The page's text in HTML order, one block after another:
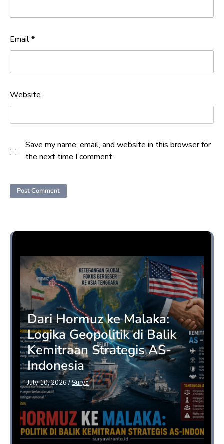
Email*
Website
Save my name, email, and website in this browser for
the next time I comment.
Dari Hormuz ke Malaka:
Logika Geopolitik di Balik
Kemitraan Strategis AS-
Indonesia
July 10, 2026/Surya